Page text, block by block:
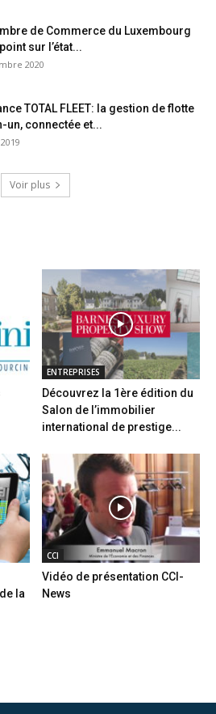
de Commerce du Luxembourg
sur l’état...
2020
TOTAL FLEET: la gestion de flotte
un, connectée et...
Voir plus
ENTREPRISES
Découvrez la 1ère édition du
Salon de l’immobilier
international de prestige...
la
CCI
Vidéo de présentation CCI-
News